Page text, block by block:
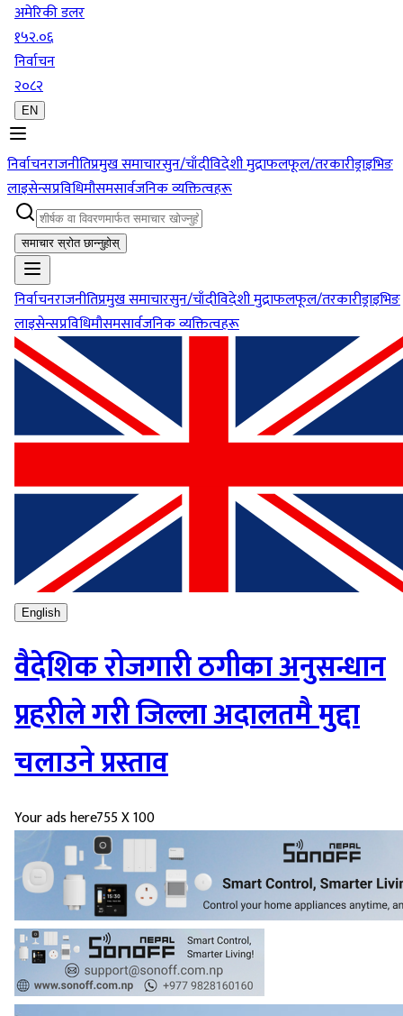
अमेरिकी डलर
१५२.०६
निर्वाचन
२०८२
EN
निर्वाचनराजनीतिप्रमुख समाचारसुन/चाँदीविदेशी मुद्राफलफूल/तरकारीड्राइभिङ
लाइसेन्सप्रविधिमौसमसार्वजनिक व्यक्तित्वहरू
समाचार स्रोत छान्नुहोस्
निर्वाचनराजनीतिप्रमुख समाचारसुन/चाँदीविदेशी मुद्राफलफूल/तरकारीड्राइभिङ
लाइसेन्सप्रविधिमौसमसार्वजनिक व्यक्तित्वहरू
English
वैदेशिक रोजगारी ठगीका अनुसन्धान
प्रहरीले गरी जिल्ला अदालतमै मुद्दा
चलाउने प्रस्ताव
Your ads here755 X 100